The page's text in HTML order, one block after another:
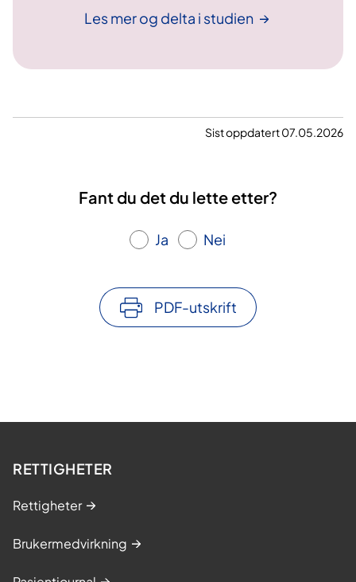
Les mer og delta i studien
Sist oppdatert 07.05.2026
Fant du det du lette etter?
Ja Nei
PDF-utskrift
RETTIGHETER
Rettigheter
Brukermedvirkning